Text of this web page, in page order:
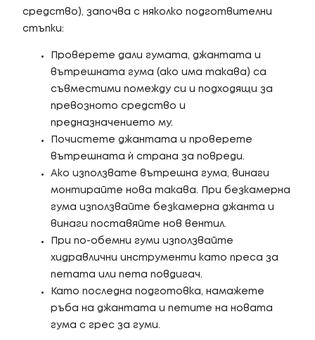
средство), започва с няколко подготвителни
стъпки:
Проверете дали гумата, джантата и
вътрешната гума (ако има такава) са
съвместими помежду си и подходящи за
превозното средство и
предназначението му.
Почистете джантата и проверете
вътрешната ѝ страна за повреди.
Ако използвате вътрешна гума, винаги
монтирайте нова такава. При безкамерна
гума използвайте безкамерна джанта и
винаги поставяйте нов вентил.
При по-обемни гуми използвайте
хидравлични инструменти като преса за
петата или пета повдигач.
Като последна подготовка, намажете
ръба на джантата и петите на новата
гума с грес за гуми.